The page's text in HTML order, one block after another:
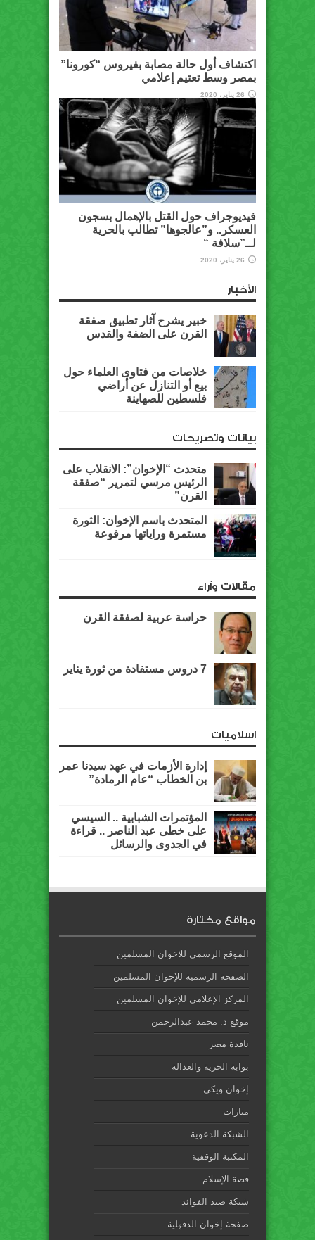
اكتشاف أول حالة مصابة بفيروس “كورونا”
بمصر وسط تعتيم إعلامي
26 يناير، 2020
فيديوجراف حول القتل بالإهمال بسجون
العسكر.. و”عالجوها” تطالب بالحرية
لــ”سلافة “
26 يناير، 2020
الأخبار
خبير يشرح آثار تطبيق صفقة
القرن على الضفة والقدس
خلاصات من فتاوى العلماء حول
بيع أو التنازل عن أراضي
فلسطين للصهاينة
بيانات وتصريحات
متحدث “الإخوان”: الانقلاب على
الرئيس مرسي لتمرير “صفقة
القرن”
المتحدث باسم الإخوان: الثورة
مستمرة وراياتها مرفوعة
مقالات وآراء
حراسة عربية لصفقة القرن
7 دروس مستفادة من ثورة يناير
اسلاميات
إدارة الأزمات في عهد سيدنا عمر
بن الخطاب “عام الرمادة”
المؤتمرات الشبابية .. السيسي
على خطى عبد الناصر .. قراءة
في الجدوى والرسائل
مواقع مختارة
الموقع الرسمي للاخوان المسلمين
الصفحة الرسمية للإخوان المسلمين
المركز الإعلامي للإخوان المسلمين
موقع د. محمد عبدالرحمن
نافذة مصر
بوابة الحرية والعدالة
إخوان ويكي
منارات
الشبكة الدعوية
المكتبة الوقفية
قصة الإسلام
شبكة صيد الفوائد
صفحة إخوان الدقهلية